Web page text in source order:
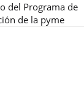
del Programa de
de la pyme